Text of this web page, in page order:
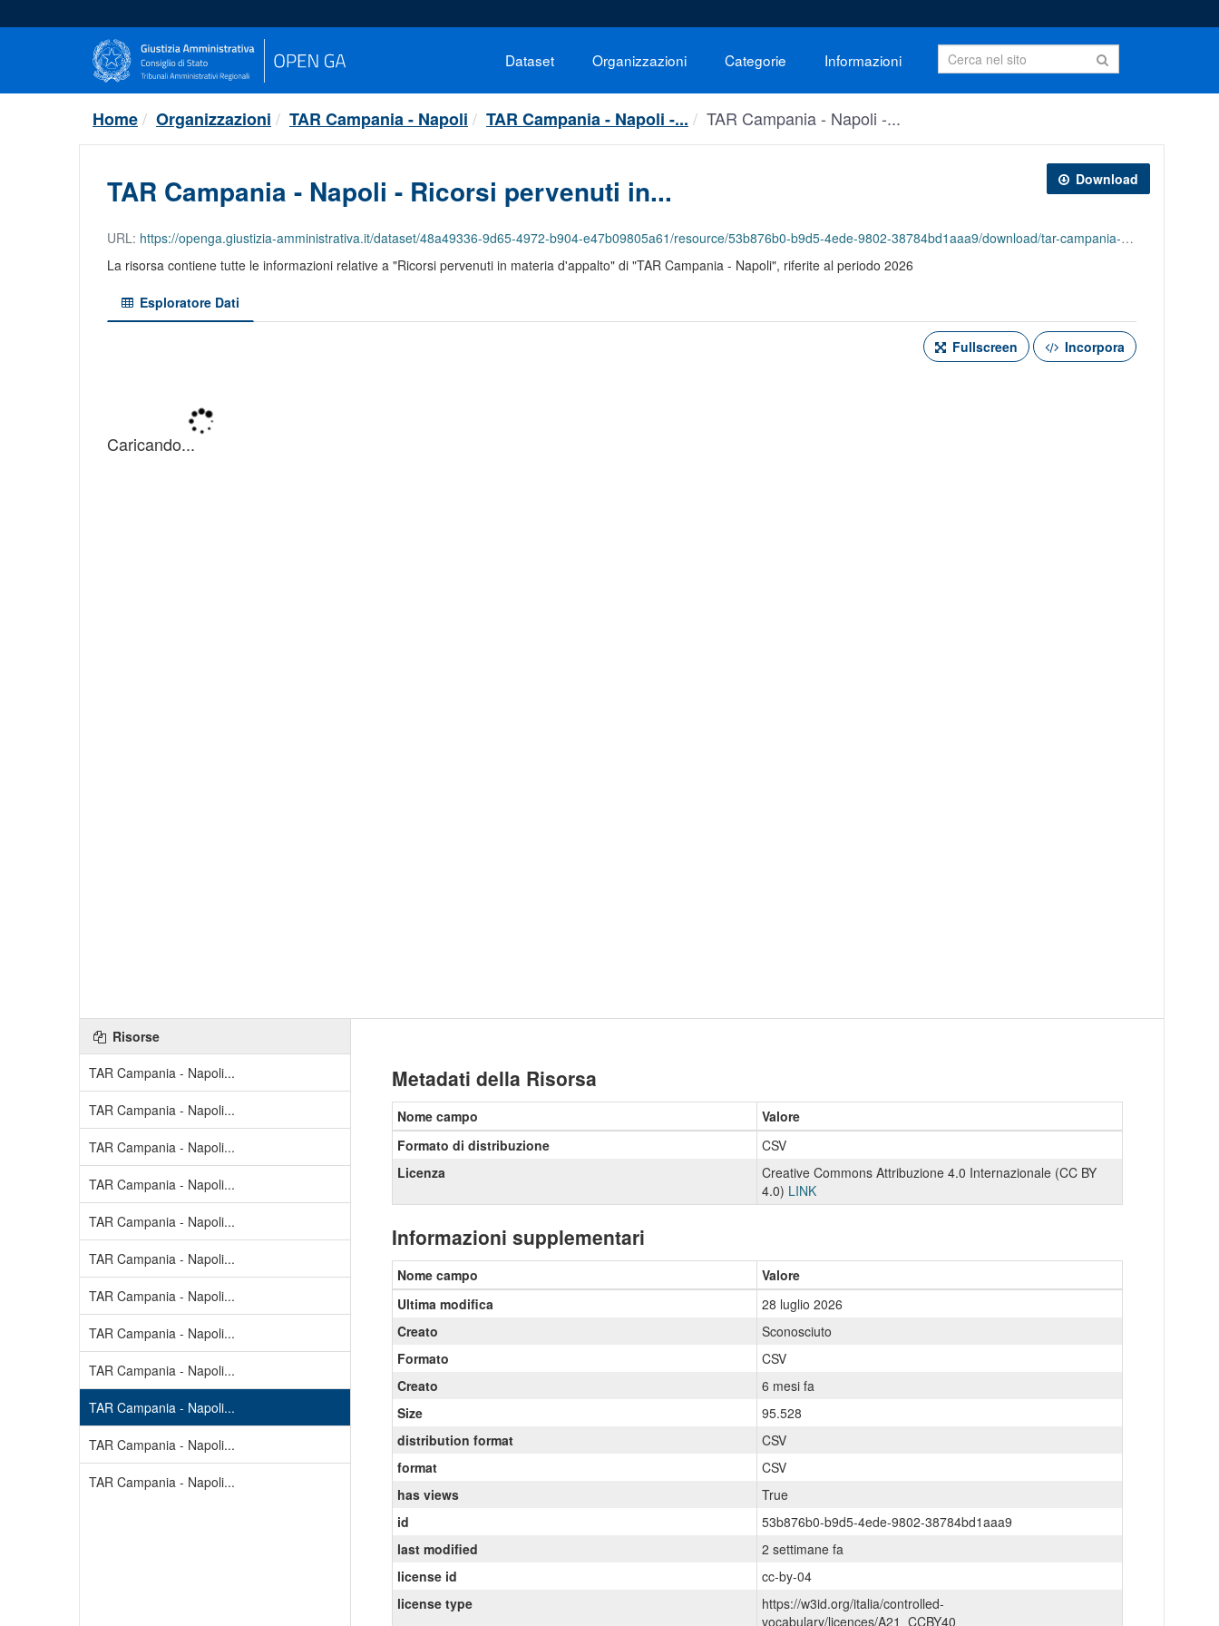
al
Dataset Organizzazioni Categorie Informazioni
Home Organizzazioni TAR Campania - Napoli TAR Campania - Napoli -... TAR Campania - Napoli -...
Download
TAR Campania - Napoli - Ricorsi pervenuti in...
URL: https://openga.giustizia-amministrativa.it/dataset/48a49336-9d65-4972-b904-e47b09805a61/resource/53b876b0-b9d5-4ede-9802-38784bd1aaa9/download/tar-campania-napoli-ricorsi-pervenuti-in-materia-dappalto-2026.csv
La risorsa contiene tutte le informazioni relative a "Ricorsi pervenuti in materia d'appalto" di "TAR Campania - Napoli", riferite al periodo 2026
Esploratore Dati
Fullscreen Incorpora
Risorse
TAR Campania - Napoli...
TAR Campania - Napoli...
TAR Campania - Napoli...
TAR Campania - Napoli...
TAR Campania - Napoli...
TAR Campania - Napoli...
TAR Campania - Napoli...
TAR Campania - Napoli...
TAR Campania - Napoli...
TAR Campania - Napoli...
TAR Campania - Napoli...
TAR Campania - Napoli...
Metadati della Risorsa
Nome campo
Valore
Formato di distribuzione
CSV
Licenza
Creative Commons Attribuzione 4.0 Internazionale (CC BY
4.0) LINK
Informazioni supplementari
Nome campo
Valore
Ultima modifica
28 luglio 2026
Creato
Sconosciuto
Formato
CSV
Creato
6 mesi fa
Size
95.528
distribution format
CSV
format
CSV
has views
True
id
53b876b0-b9d5-4ede-9802-38784bd1aaa9
last modified
2 settimane fa
license id
cc-by-04
license type
https://w3id.org/italia/controlled-
vocabulary/licences/A21_CCBY40